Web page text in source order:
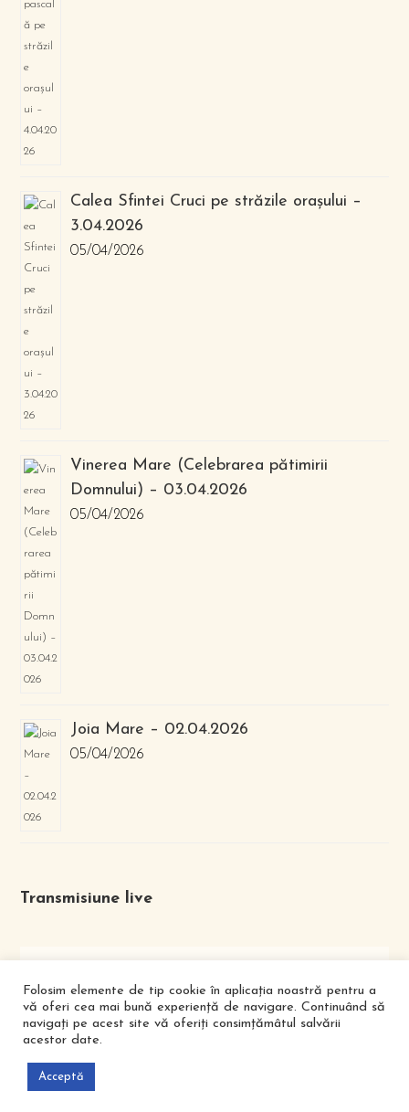
Calea Sfintei Cruci pe străzile orașului –
3.04.2026
05/04/2026
Vinerea Mare (Celebrarea pătimirii
Domnului) – 03.04.2026
05/04/2026
Joia Mare – 02.04.2026
05/04/2026
Transmisiune live
Folosim elemente de tip cookie în aplicația noastră pentru a
vă oferi cea mai bună experiență de navigare. Continuând să
navigați pe acest site vă oferiți consimțămâtul salvării
acestor date.
Acceptă